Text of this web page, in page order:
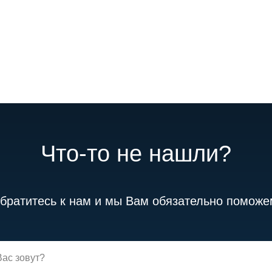
Что-то не нашли?
к нам и мы Вам обязательно